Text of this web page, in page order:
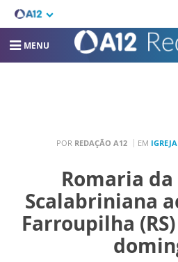
MENU
POR REDAÇÃO A12 EM IGREJA
Romaria
Scalabriniana
Farroupilha